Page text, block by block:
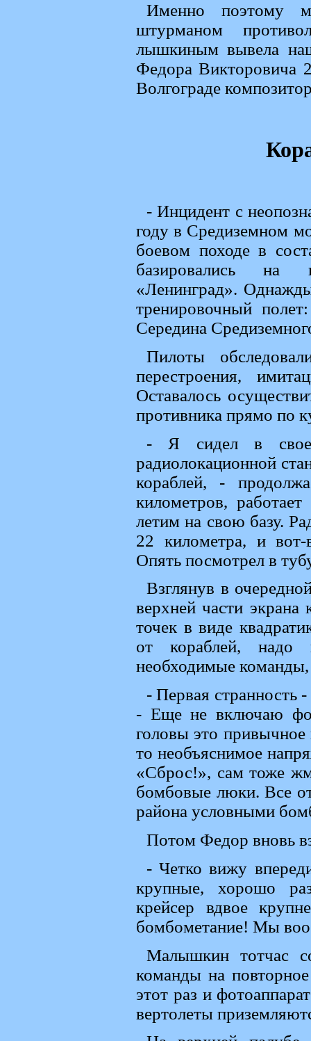
Именно поэтому
штурманом
лышкиным вывела
Федора Викторовича
Волгограде
- Инцидент с
году в Средиземном
боевом походе в
базировались на
«Ленинград».
тренировочный
Середина
Пилоты
перестроения,
Оставалось
противника прямо по
- Я сидел в
радиолокационной
кораблей, -
километров,
летим на свою базу.
22 километра, и вот-
Опять посмотрел в
Взглянув в
верхней части
точек в виде
от кораблей, надо
необходимые
- Первая странность
- Еще не включаю
головы это привычное
то необъяснимое
«Сброс!», сам тоже
бомбовые люки. Все
района условными
Потом Федор вновь
- Четко вижу
крупные, хорошо
крейсер вдвое
бомбометание! Мы
Малышкин тотчас
команды на
этот раз и
вертолеты